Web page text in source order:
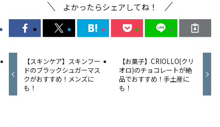
よかったらシェアしてね！
【スキンケア】スキンフー
ドのブラックシュガーマス
クがおすすめ！メンズに
も！
【お菓子】CRIOLLO(クリ
オロ)のチョコレートが絶
品でおすすめ！手土産に
も！